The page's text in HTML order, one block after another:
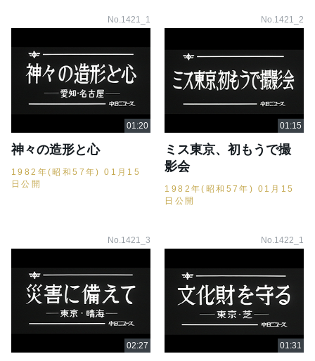
No.1421_1
神々の造形と心
1982年(昭和57年) 01月15
日公開
No.1421_2
ミス東京、初もうで撮
影会
1982年(昭和57年) 01月15
日公開
No.1421_3 No.1422_1